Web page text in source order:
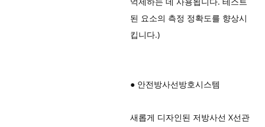
된 요소의 측정 정확도를 향상시
킵니다.)
● 안전방사선방호시스템
새롭게 디자인된 저방사선 X선관